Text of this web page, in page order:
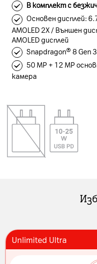
В комплект с
Основен дисплей:
AMOLED 2X / Външен
AMOLED дисплей
Snapdragon® 8 Gen
50 MP + 12 MP
камера
Unlimited Ultra